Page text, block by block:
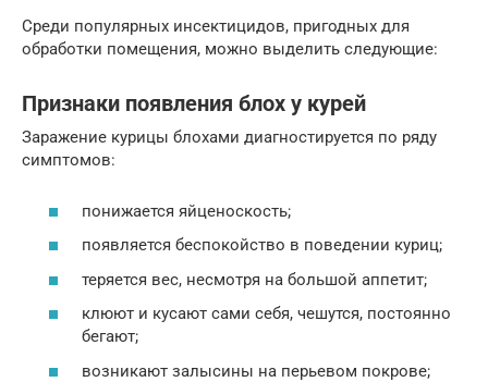
Среди популярных инсектицидов, пригодных для
обработки помещения, можно выделить следующие:
Признаки появления блох у курей
Заражение курицы блохами диагностируется по ряду
симптомов:
понижается яйценоскость;
появляется беспокойство в поведении куриц;
теряется вес, несмотря на большой аппетит;
клюют и кусают сами себя, чешутся, постоянно
бегают;
возникают залысины на перьевом покрове;